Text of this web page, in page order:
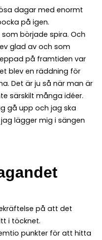
dagar med enormt
på igen.
började spira. Och
glad av och som
på framtiden var
blev en räddning för
Det är ju så när man är
särskilt många idéer.
gå upp och jag ska
lägger mig i sängen
på att det
i töcknet.
punkter för att hitta